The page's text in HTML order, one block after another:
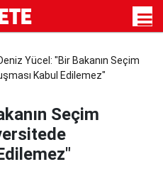
Yücel: "Bir Bakanın Seçim
Kabul Edilemez"
Seçim